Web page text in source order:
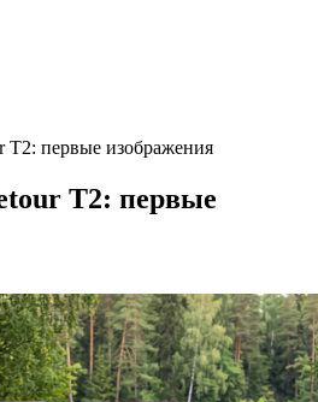
первые изображения
T2: первые